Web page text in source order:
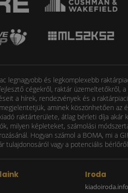
legnagyobb és legkomplexebb
cégekről, raktár üzemeltetőkről,
a hírek, rendezvények és a
aminek köszönhetően az
raktárterülete, átlag bérleti díja
milyen képleteket, számolási
Hogyan számol a BOMA, mi a
tulajdonosáról vagy a potenciális bérlőről.
Iroda
kiadoiroda.info